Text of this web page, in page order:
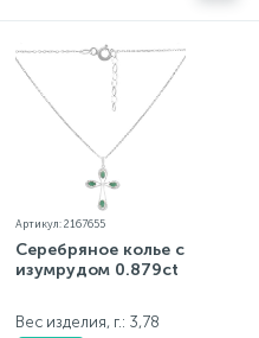
Артикул: 2167655
Серебряное колье с
изумрудом 0.879ct
Вес изделия, г.: 3,78